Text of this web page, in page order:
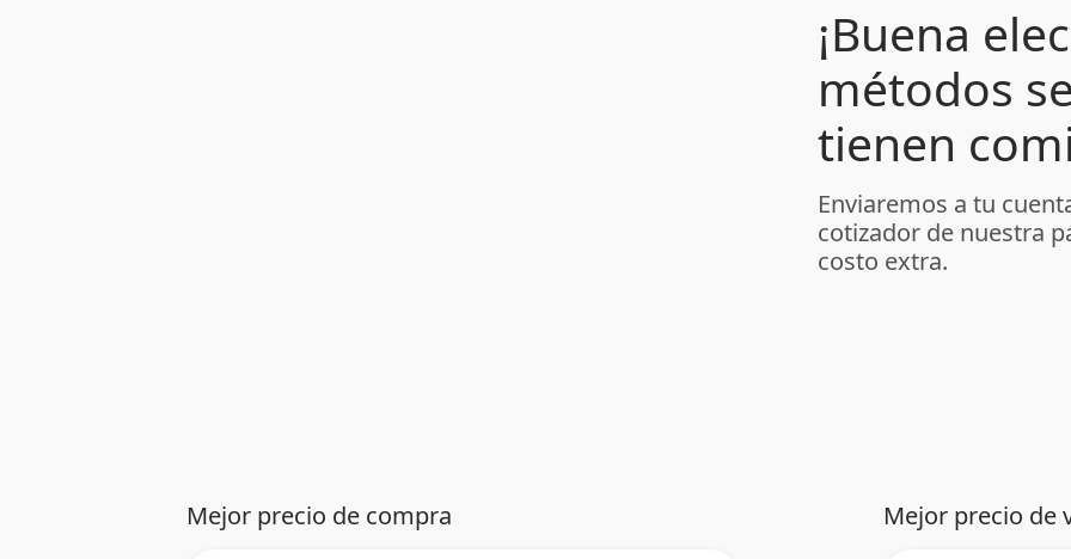
¡Buena
métodos
tienen
Enviaremos a tu
cotizador de nuestra
costo extra.
Mejor precio de compra Mejor precio de